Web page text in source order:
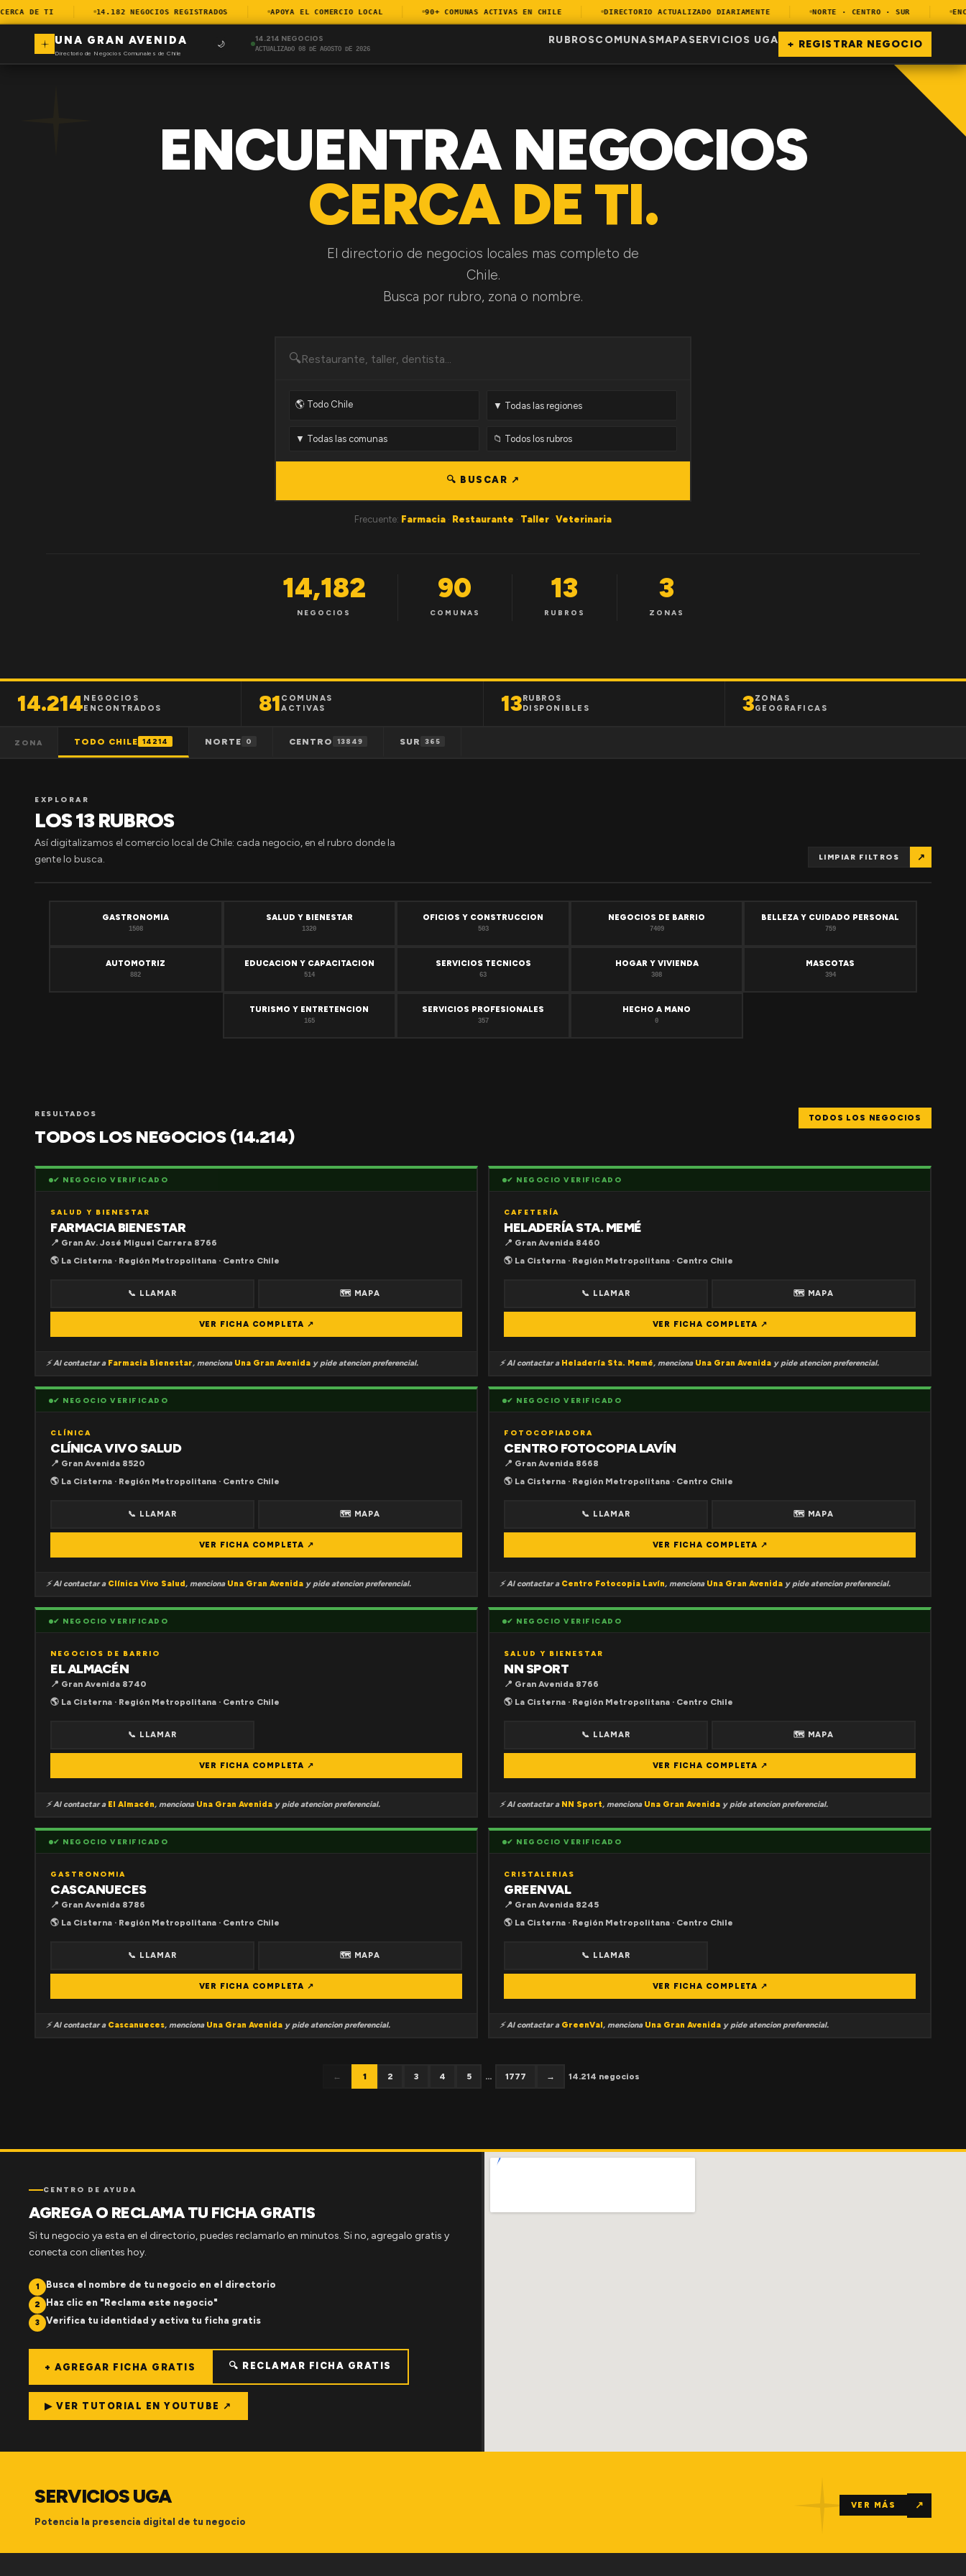
DE TI 14.182 NEGOCIOS REGISTRADOS APOYA EL COMERCIO LOCAL 90+ COMUNAS ACTIVAS EN CHILE DIRECTORIO ACTUALIZADO DIARIAMENTE NORTE · CENTRO · SUR
UNA GRAN AVENIDA
Directorio de Negocios Comunales de Chile
🌙
14.214 NEGOCIOS
ACTUALIZADO 08 DE AGOSTO DE 2026
RUBROSCOMUNASMAPASERVICIOS UGA + REGISTRAR NEGOCIO
ENCUENTRA NEGOCIOS
CERCA DE TI.
El directorio de negocios locales mas completo de
Chile.
Busca por rubro, zona o nombre.
🔍
🔍 BUSCAR ↗
Frecuente: Farmacia · Restaurante · Taller · Veterinaria
14,182
NEGOCIOS
90
COMUNAS
13
RUBROS
3
ZONAS
14.214NEGOCIOS
ENCONTRADOS
81COMUNAS
ACTIVAS
13RUBROS
DISPONIBLES
3ZONAS
GEOGRAFICAS
ZONA TODO CHILE 14214 NORTE 0 CENTRO 13849 SUR 365
EXPLORAR
LOS 13 RUBROS
Así digitalizamos el comercio local de Chile: cada negocio, en el rubro donde la
gente lo busca.
LIMPIAR FILTROS ↗
GASTRONOMIA
1508
SALUD Y BIENESTAR
1320
OFICIOS Y CONSTRUCCION
503
NEGOCIOS DE BARRIO
7409
BELLEZA Y CUIDADO PERSONAL
759
AUTOMOTRIZ
882
EDUCACION Y CAPACITACION
514
SERVICIOS TECNICOS
63
HOGAR Y VIVIENDA
308
MASCOTAS
394
TURISMO Y ENTRETENCION
165
SERVICIOS PROFESIONALES
357
HECHO A MANO
0
RESULTADOS
TODOS LOS NEGOCIOS (14.214)
TODOS LOS NEGOCIOS
✔ NEGOCIO VERIFICADO
SALUD Y BIENESTAR
FARMACIA BIENESTAR
📍 Gran Av. José Miguel Carrera 8766
🌎 La Cisterna · Región Metropolitana · Centro Chile
📞 LLAMAR 🗺 MAPA
VER FICHA COMPLETA ↗
⚡ Al contactar a Farmacia Bienestar, menciona Una Gran Avenida y pide atencion preferencial.
✔ NEGOCIO VERIFICADO
CAFETERÍA
HELADERÍA STA. MEMÉ
📍 Gran Avenida 8460
🌎 La Cisterna · Región Metropolitana · Centro Chile
📞 LLAMAR 🗺 MAPA
VER FICHA COMPLETA ↗
⚡ Al contactar a Heladería Sta. Memé, menciona Una Gran Avenida y pide atencion preferencial.
✔ NEGOCIO VERIFICADO
CLÍNICA
CLÍNICA VIVO SALUD
📍 Gran Avenida 8520
🌎 La Cisterna · Región Metropolitana · Centro Chile
📞 LLAMAR 🗺 MAPA
VER FICHA COMPLETA ↗
⚡ Al contactar a Clínica Vivo Salud, menciona Una Gran Avenida y pide atencion preferencial.
✔ NEGOCIO VERIFICADO
FOTOCOPIADORA
CENTRO FOTOCOPIA LAVÍN
📍 Gran Avenida 8668
🌎 La Cisterna · Región Metropolitana · Centro Chile
📞 LLAMAR 🗺 MAPA
VER FICHA COMPLETA ↗
⚡ Al contactar a Centro Fotocopia Lavín, menciona Una Gran Avenida y pide atencion preferencial.
✔ NEGOCIO VERIFICADO
NEGOCIOS DE BARRIO
EL ALMACÉN
📍 Gran Avenida 8740
🌎 La Cisterna · Región Metropolitana · Centro Chile
📞 LLAMAR
VER FICHA COMPLETA ↗
⚡ Al contactar a El Almacén, menciona Una Gran Avenida y pide atencion preferencial.
✔ NEGOCIO VERIFICADO
SALUD Y BIENESTAR
NN SPORT
📍 Gran Avenida 8766
🌎 La Cisterna · Región Metropolitana · Centro Chile
📞 LLAMAR 🗺 MAPA
VER FICHA COMPLETA ↗
⚡ Al contactar a NN Sport, menciona Una Gran Avenida y pide atencion preferencial.
✔ NEGOCIO VERIFICADO
GASTRONOMIA
CASCANUECES
📍 Gran Avenida 8786
🌎 La Cisterna · Región Metropolitana · Centro Chile
📞 LLAMAR 🗺 MAPA
VER FICHA COMPLETA ↗
⚡ Al contactar a Cascanueces, menciona Una Gran Avenida y pide atencion preferencial.
✔ NEGOCIO VERIFICADO
CRISTALERIAS
GREENVAL
📍 Gran Avenida 8245
🌎 La Cisterna · Región Metropolitana · Centro Chile
📞 LLAMAR
VER FICHA COMPLETA ↗
⚡ Al contactar a GreenVal, menciona Una Gran Avenida y pide atencion preferencial.
← 1 2 3 4 5 ... 1777 → 14.214 negocios
CENTRO DE AYUDA
AGREGA O RECLAMA TU FICHA GRATIS
Si tu negocio ya esta en el directorio, puedes reclamarlo en minutos. Si no, agregalo gratis y
conecta con clientes hoy.
1 Busca el nombre de tu negocio en el directorio
2 Haz clic en "Reclama este negocio"
3 Verifica tu identidad y activa tu ficha gratis
+ AGREGAR FICHA GRATIS 🔍 RECLAMAR FICHA GRATIS
▶ VER TUTORIAL EN YOUTUBE ↗
SERVICIOS UGA
Potencia la presencia digital de tu negocio
VER MÁS ↗